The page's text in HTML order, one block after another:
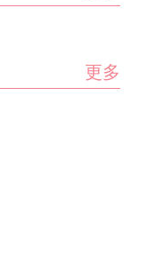
更多